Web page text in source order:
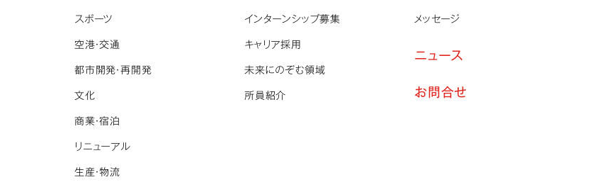
スポーツ
空港・交通
都市開発・再開発
文化
商業・宿泊
リニューアル
生産・物流
インターンシップ募集
キャリア採用
未来にのぞむ領域
所員紹介
メッセージ
ニュース
お問合せ